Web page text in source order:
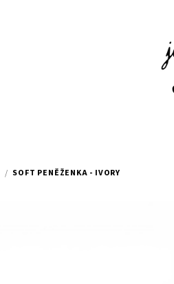
/ SOFT PENĚŽENKA - IVORY